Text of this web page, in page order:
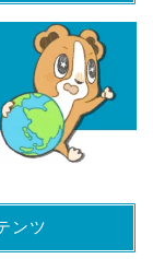
ンツ